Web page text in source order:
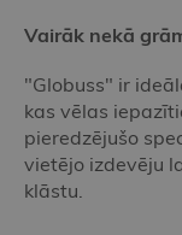
Vairāk nekā
"Globuss" ir
kas vēlas
pieredzējušo
vietējo izdevēju
klāstu.